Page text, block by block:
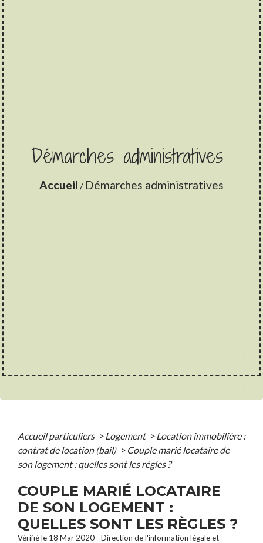
Démarches administratives
Accueil / Démarches administratives
Accueil particuliers > Logement > Location immobilière :
contrat de location (bail) > Couple marié locataire de
son logement : quelles sont les règles ?
COUPLE MARIÉ LOCATAIRE
DE SON LOGEMENT :
QUELLES SONT LES RÈGLES ?
Vérifié le 18 Mar 2020 - Direction de l'information légale et